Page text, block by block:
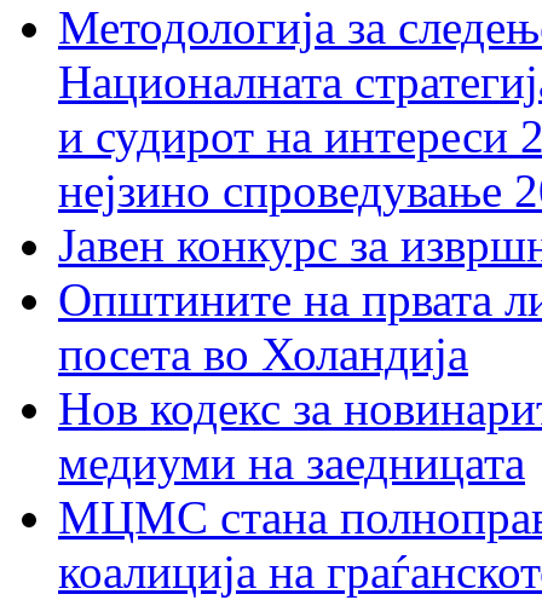
Методологија за
Националната
и судирот на интереси
нејзино спроведување
Јавен конкурс за
Општините на првата
посета во Холандија
Нов кодекс за
медиуми на заедницата
МЦМС стана
коалиција на